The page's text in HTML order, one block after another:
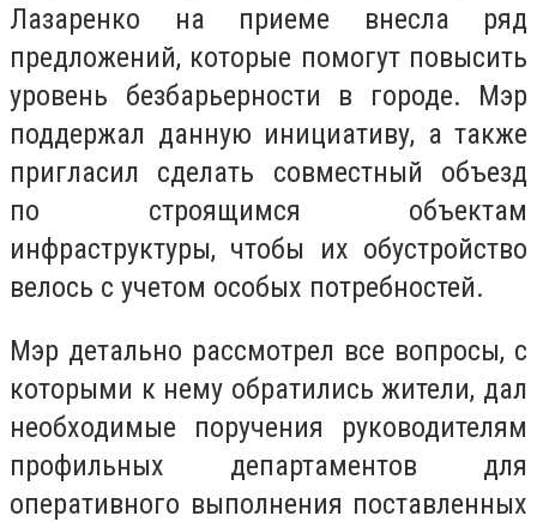
Лазаренко на приеме внесла ряд
предложений, которые помогут повысить
уровень безбарьерности в городе. Мэр
поддержал данную инициативу, а также
пригласил сделать совместный объезд
по строящимся объектам
инфраструктуры, чтобы их обустройство
велось с учетом особых потребностей.
Мэр детально рассмотрел все вопросы, с
которыми к нему обратились жители, дал
необходимые поручения руководителям
профильных департаментов для
оперативного выполнения поставленных